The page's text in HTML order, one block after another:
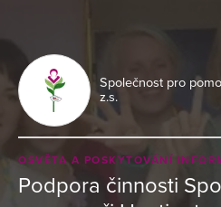
Společnost pro
z.s.
OSVĚTA A POSKYTOVÁNÍ
Podpora činnosti